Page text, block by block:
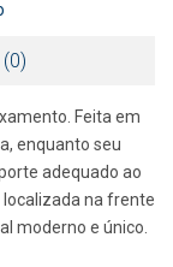
(0)
Feita em
enquanto seu
adequado ao
na frente
moderno e único.